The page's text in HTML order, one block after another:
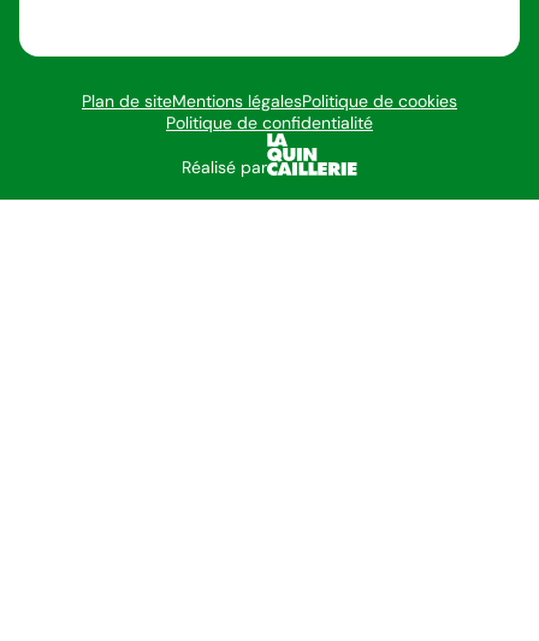
Plan de siteMentions légalesPolitique de cookies
Politique de confidentialité
Réalisé par